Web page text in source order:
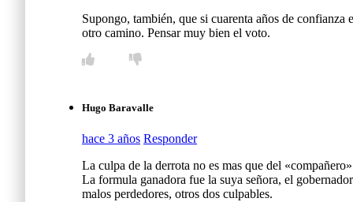
Supongo, también, que si cuarenta años de
otro camino. Pensar muy bien el voto.
Hugo Baravalle
hace 3 años Responder
La culpa de la derrota no es mas que del
La formula ganadora fue la suya señora, el
malos perdedores, otros dos culpables.